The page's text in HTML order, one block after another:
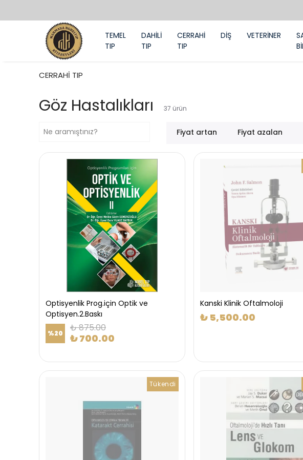
TEMEL
TIP
DAHİLİ
TIP
CERRAHİ
TIP
DİŞ VETERİNER
CERRAHİ TIP
Göz Hastalıkları 37 ürün
Fiyat artan Fiyat azalan
Optisyenlik Prog.için Optik ve
Optisyen.2.Baskı
%20 ₺ 875.00
₺ 700.00
Kanski Klinik Oftalmoloji
₺ 5,500.00
Tükendi